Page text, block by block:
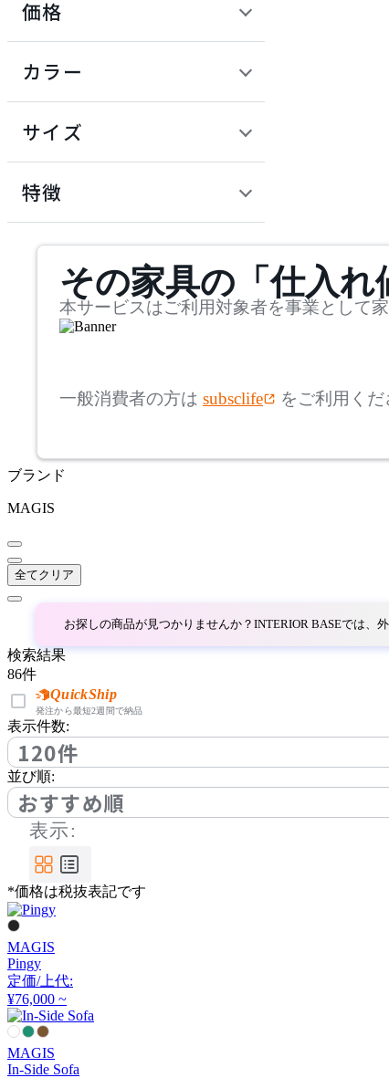
キッチン家電
オフプライス什器
アクメファニチャー
ADAL
アダルトータルインテリ
アコレクション
アイコ
アイネクス
aluna
アルナ
Andreu World
アンドリューワールド
ANONIMA CASTELLI
アノニマカステッリ
アナザーガーデン
ARIAKE
価格
カラー
サイズ
mm
検索
~
~
座面高
特徴
その家具の「仕入れ
本サービスはご利用対象者を事業として
一般消費者の方は subsclife をご利用くだ
ブランド
MAGIS
全てクリア
お探しの商品が見つかりませんか？INTERIOR BASEでは、
検索結果
86件
QuickShip
発注から最短2週間で納品
表示件数:
120件
並び順:
おすすめ順
表示:
*価格は税抜表記です
MAGIS
Pingy
定価/上代:
¥76,000 ~
MAGIS
In-Side Sofa